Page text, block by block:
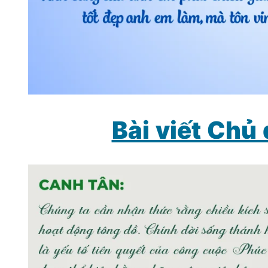
Bài viết Chủ